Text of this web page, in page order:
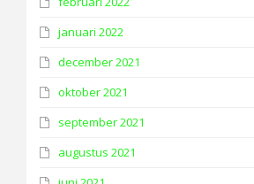
januari 2022
december 2021
oktober 2021
september 2021
augustus 2021